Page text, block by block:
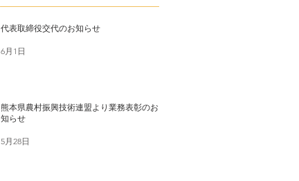
代表取締役交代のお知らせ
6月1日
熊本県農村振興技術連盟より業務表彰のお
知らせ
5月28日